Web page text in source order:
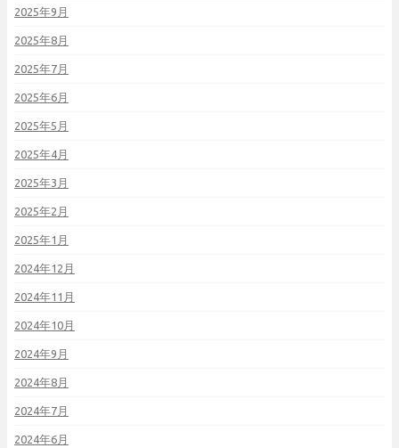
2025年9月
2025年8月
2025年7月
2025年6月
2025年5月
2025年4月
2025年3月
2025年2月
2025年1月
2024年12月
2024年11月
2024年10月
2024年9月
2024年8月
2024年7月
2024年6月